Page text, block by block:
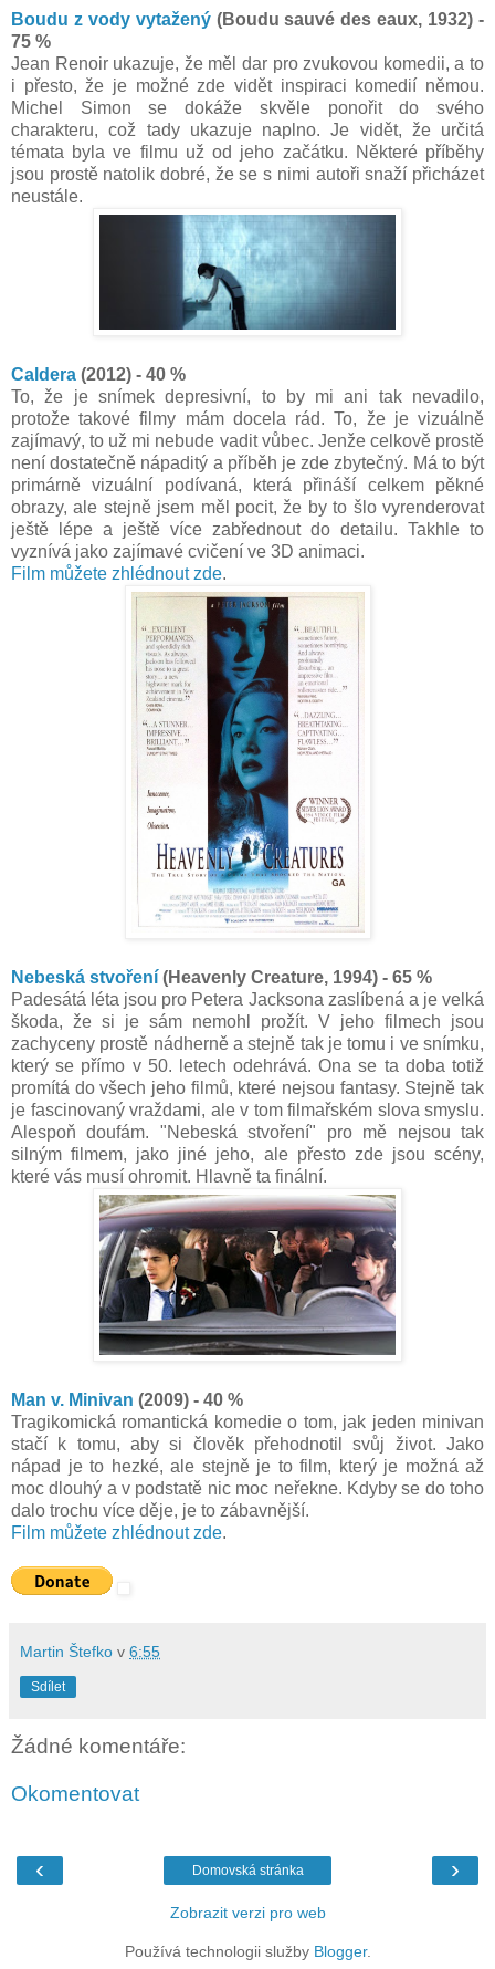
Boudu z vody vytažený(Boudu sauvé des eaux, 1932) -
75 %
Jean Renoir ukazuje, že měl dar pro zvukovou komedii, a to
i přesto, že je možné zde vidět inspiraci komedií němou.
Michel Simon se dokáže skvěle ponořit do svého
charakteru, což tady ukazuje naplno. Je vidět, že určitá
témata byla ve filmu už od jeho začátku. Některé příběhy
jsou prostě natolik dobré, že se s nimi autoři snaží přicházet
neustále.
Caldera (2012) - 40 %
To, že je snímek depresivní, to by mi ani tak nevadilo,
protože takové filmy mám docela rád. To, že je vizuálně
zajímavý, to už mi nebude vadit vůbec. Jenže celkově prostě
není dostatečně nápaditý a příběh je zde zbytečný. Má to být
primárně vizuální podívaná, která přináší celkem pěkné
obrazy, ale stejně jsem měl pocit, že by to šlo vyrenderovat
ještě lépe a ještě více zabřednout do detailu. Takhle to
vyznívá jako zajímavé cvičení ve 3D animaci.
Film můžete zhlédnout zde.
Nebeská stvoření (Heavenly Creature, 1994) - 65 %
Padesátá léta jsou pro Petera Jacksona zaslíbená a je velká
škoda, že si je sám nemohl prožít. V jeho filmech jsou
zachyceny prostě nádherně a stejně tak je tomu i ve snímku,
který se přímo v 50. letech odehrává. Ona se ta doba totiž
promítá do všech jeho filmů, které nejsou fantasy. Stejně tak
je fascinovaný vraždami, ale v tom filmařském slova smyslu.
Alespoň doufám. "Nebeská stvoření" pro mě nejsou tak
silným filmem, jako jiné jeho, ale přesto zde jsou scény,
které vás musí ohromit. Hlavně ta finální.
Man v. Minivan (2009) - 40 %
Tragikomická romantická komedie o tom, jak jeden minivan
stačí k tomu, aby si člověk přehodnotil svůj život. Jako
nápad je to hezké, ale stejně je to film, který je možná až
moc dlouhý a v podstatě nic moc neřekne. Kdyby se do toho
dalo trochu více děje, je to zábavnější.
Film můžete zhlédnout zde.
Martin Štefko v 6:55
Sdílet
Žádné komentáře:
Okomentovat
‹ ›
Domovská stránka
Zobrazit verzi pro web
Používá technologii služby Blogger.